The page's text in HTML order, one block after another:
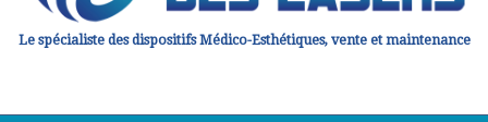
Le spécialiste des dispositifs Médico-Esthétiques, vente et maintenance